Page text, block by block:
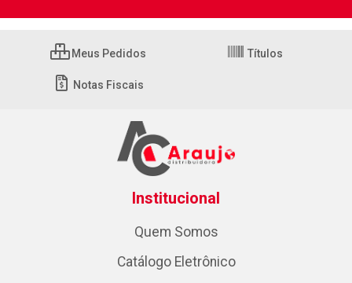
Meus Pedidos Títulos
Notas Fiscais
Institucional
Quem Somos
Catálogo Eletrônico